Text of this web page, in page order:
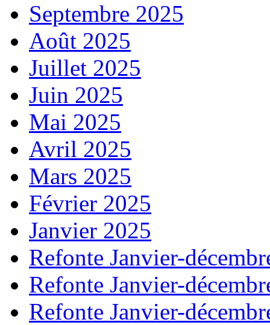
Septembre 2025
Août 2025
Juillet 2025
Juin 2025
Mai 2025
Avril 2025
Mars 2025
Février 2025
Janvier 2025
Refonte Janvier-
Refonte Janvier-
Refonte Janvier-